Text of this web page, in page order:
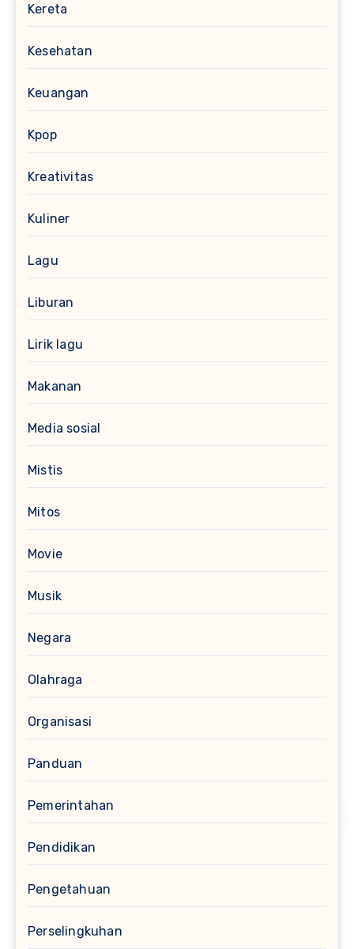
Kereta
Kesehatan
Keuangan
Kpop
Kreativitas
Kuliner
Lagu
Liburan
Lirik lagu
Makanan
Media sosial
Mistis
Mitos
Movie
Musik
Negara
Olahraga
Organisasi
Panduan
Pemerintahan
Pendidikan
Pengetahuan
Perselingkuhan